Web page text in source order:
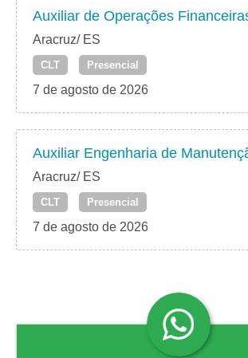
Auxiliar de Operações
Aracruz/ ES
CLT Presencial
7 de agosto de 2026
Auxiliar Engenharia de
Aracruz/ ES
CLT Presencial
7 de agosto de 2026